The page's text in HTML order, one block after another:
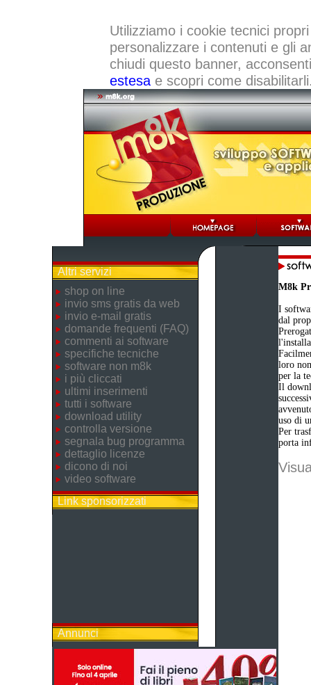
Utilizziamo i cookie tecnici
personalizzare i contenuti e gli
chiudi questo banner,
estesae scopri come
Altri servizi
shop on line
invio sms gratis da web
invio e-mail gratis
domande frequenti (FAQ)
commenti ai software
specifiche tecniche
software non m8k
i più cliccati
ultimi inserimenti
tutti i software
download utility
controlla versione
segnala bug programma
dettaglio licenze
dicono di noi
video software
Link sponsorizzati
Annunci
M8k
I
dal
loro
per la
Il
uso di
Per
porta